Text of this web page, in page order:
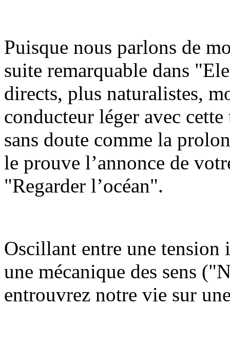
Puisque nous parlons de
suite remarquable dans
directs, plus naturalistes,
conducteur léger avec
sans doute comme la
le prouve l’annonce de
"Regarder l’océan".
Oscillant entre une tension
une mécanique des sens
entrouvrez notre vie sur